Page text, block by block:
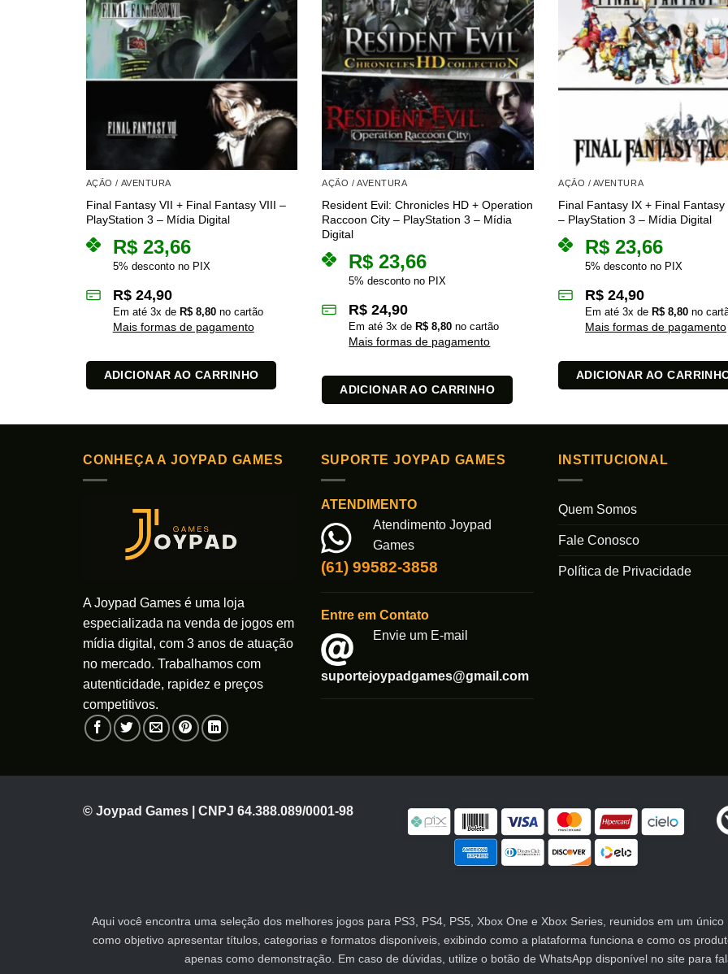
AÇÃO / AVENTURA
Final Fantasy VII + Final Fantasy VIII –
PlayStation 3 – Mídia Digital
R$23,66
5% desconto no PIX
R$24,90
Em até 3x de R$8,80no cartão
Mais formas de pagamento
ADICIONAR AO CARRINHO
AÇÃO / AVENTURA
Resident Evil: Chronicles HD + Operation
Raccoon City – PlayStation 3 – Mídia
Digital
R$ 23,66
5% desconto no PIX
R$ 24,90
Em até3x de R$ 8,80 no cartão
Mais formas de pagamento
ADICIONAR AO CARRINHO
AÇÃO / AVENTURA
Final Fantasy IX + Final Fantasy
– PlayStation 3 – Mídia Digital
R$ 23,66
5% desconto no PIX
R$ 24,90
Em até 3x de R$ 8,80 no
Mais formas de pagamento
ADICIONAR AO
CONHEÇA A JOYPAD GAMES
A Joypad Games é uma loja
especializada na venda de jogos em
mídia digital, com 3 anos de atuação
no mercado. Trabalhamos com
autenticidade, rapidez e preços
competitivos.
SUPORTE JOYPAD GAMES
ATENDIMENTO
Atendimento Joypad
Games
(61) 99582-3858
Entre em Contato
Envie um E-mail
suportejoypadgames@gmail.com
INSTITUCIONAL
Quem Somos
Fale Conosco
Política de Privacidade
© Joypad Games | CNPJ 64.388.089/0001-98
Aqui você encontra uma seleção dos melhores jogos para PS3, PS4, PS5, Xbox One e Xbox Series, reunidos em um
como objetivo apresentar títulos, categorias e formatos disponíveis, exibindo como a plataforma funciona e como os
apenas como demonstração. Em caso de dúvidas, utilize o botão de WhatsApp disponível no site para